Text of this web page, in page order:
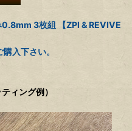
3枚組 【ZPI & REVIVE
入下さい。
ィング例）